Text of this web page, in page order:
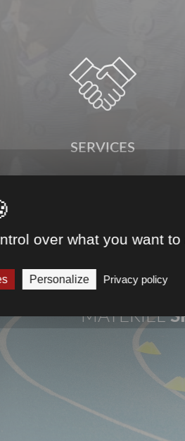

SERVICES
MATÉRIEL
over what you want to
Personalize Privacy policy